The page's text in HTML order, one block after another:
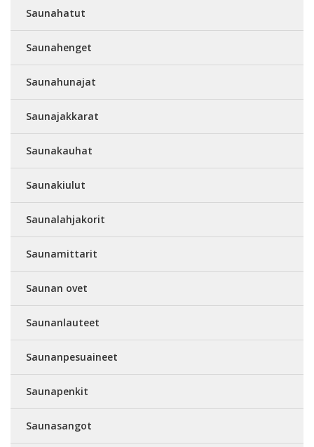
Saunahatut
Saunahenget
Saunahunajat
Saunajakkarat
Saunakauhat
Saunakiulut
Saunalahjakorit
Saunamittarit
Saunan ovet
Saunanlauteet
Saunanpesuaineet
Saunapenkit
Saunasangot